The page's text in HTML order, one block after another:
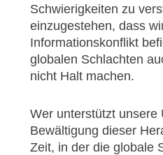
Schwierigkeiten zu
einzugestehen, dass
Informationskonflikt
globalen Schlachten
nicht Halt machen.
Wer unterstützt unsere
Bewältigung dieser
Zeit, in der die globale